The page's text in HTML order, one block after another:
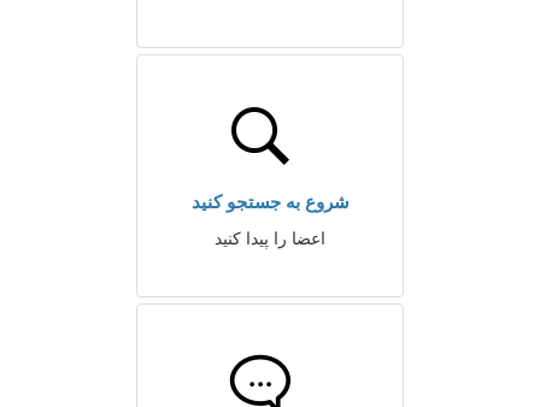
شروع به جستجو کنید
اعضا را پیدا کنید